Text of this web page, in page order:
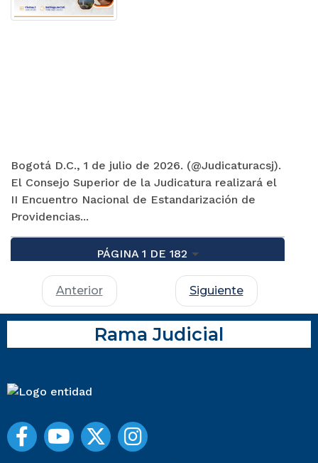
Bogotá D.C., 1 de julio de 2026. (@Judicaturacsj).
El Consejo Superior de la Judicatura realizará el
II Encuentro Nacional de Estandarización de
Providencias...
PÁGINA 1 DE 182
Anterior Siguiente
Rama Judicial